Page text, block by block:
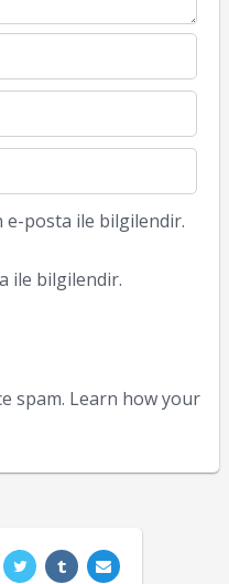
posta ile bilgilendir.
ile bilgilendir.
spam. Learn how your